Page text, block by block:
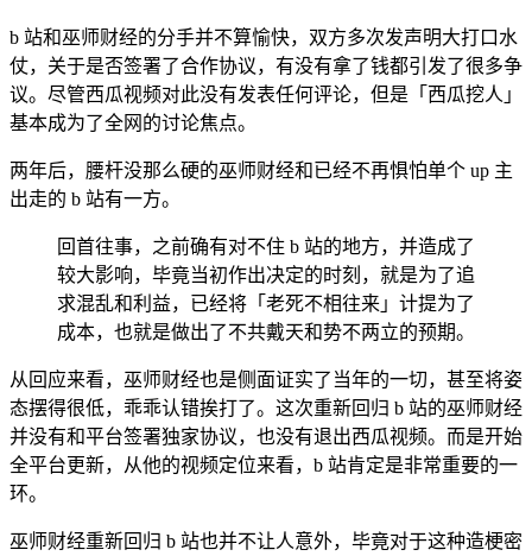
b 站和巫师财经的分手并不算愉快，双方多次发声明大打口水
仗，关于是否签署了合作协议，有没有拿了钱都引发了很多争
议。尽管西瓜视频对此没有发表任何评论，但是「西瓜挖人」
基本成为了全网的讨论焦点。
两年后，腰杆没那么硬的巫师财经和已经不再惧怕单个 up 主
出走的 b 站有一方。
回首往事，之前确有对不住 b 站的地方，并造成了
较大影响，毕竟当初作出决定的时刻，就是为了追
求混乱和利益，已经将「老死不相往来」计提为了
成本，也就是做出了不共戴天和势不两立的预期。
从回应来看，巫师财经也是侧面证实了当年的一切，甚至将姿
态摆得很低，乖乖认错挨打了。这次重新回归 b 站的巫师财经
并没有和平台签署独家协议，也没有退出西瓜视频。而是开始
全平台更新，从他的视频定位来看，b 站肯定是非常重要的一
环。
巫师财经重新回归 b 站也并不让人意外，毕竟对于这种造梗密